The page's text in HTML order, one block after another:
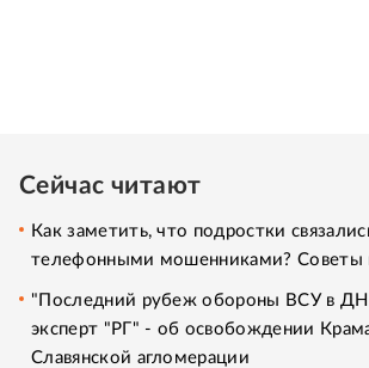
Сейчас читают
Как заметить, что подростки
телефонными мошенниками? Советы
"Последний рубеж обороны ВСУ в
эксперт "РГ" - об освобождении
Славянской агломерации